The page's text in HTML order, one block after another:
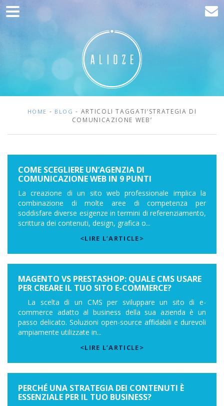
Home
Sviluppo web
Acquisizione del traffico
Blog
Contatta
HOME - BLOG - ARTICOLI TAGGATI‘STRATEGIA DI
COMUNICAZIONE WEB’
COME SCEGLIERE UN’AGENZIA DI
COMUNICAZIONE WEB IN 9 PUNTI
La creazione di un sito web professionale implica la
combinazione di molte aree di competenza per
soddisfare diverse esigenze in termini di referenziamento,
scrittura dei contenuti, design, grafica o...
<LIRE L’ARTICLE>
MAGENTO VS PRESTASHOP: QUALE CMS USARE
PER CREARE IL TUO SITO E-COMMERCE?
La scelta di un CMS per sviluppare un sito di e-
commerce adatto al business della sua azienda è un
passo delicato. Soluzioni open-source affidabili e durevoli
ampiamente utilizzate in...
<LIRE L’ARTICLE>
PERCHÉ UNA STRATEGIA DEI CONTENUTI È
ESSENZIALE PER IL TUO BUSINESS?